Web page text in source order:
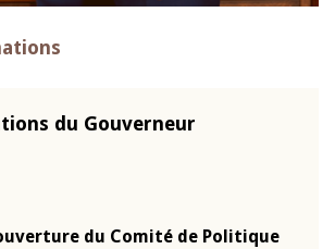
du Gouverneur
du Comité de Politique